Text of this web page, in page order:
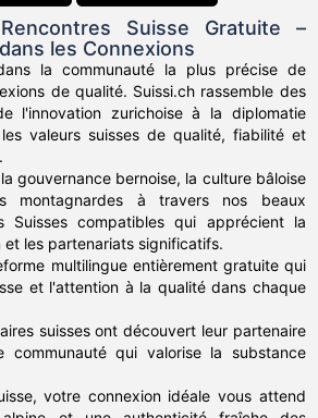
Suisse Gratuite –
les Connexions
la communauté la plus précise de
de qualité. Suissi.ch rassemble des
l'innovation zurichoise à la diplomatie
valeurs suisses de qualité, fiabilité et
gouvernance bernoise, la culture bâloise
montagnardes à travers nos beaux
Suisses compatibles qui apprécient la
et les partenariats significatifs.
multilingue entièrement gratuite qui
et l'attention à la qualité dans chaque
suisses ont découvert leur partenaire
qui valorise la substance
votre connexion idéale vous attend